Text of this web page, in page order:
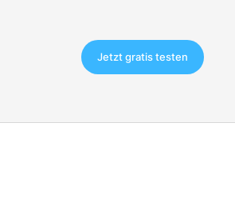
Jetzt gratis testen